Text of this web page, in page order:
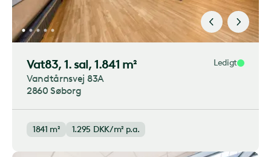
Vat83, 1. sal, 1.841 m² Ledigt
Vandtårnsvej 83A
2860 Søborg
1841 m² 1.295 DKK/m² p.a.